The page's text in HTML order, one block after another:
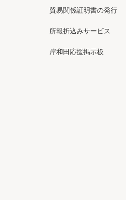
貿易関係証明書の発行
所報折込みサービス
岸和田応援掲示板